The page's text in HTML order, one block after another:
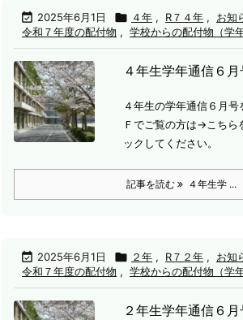
 2025年6月1日  ４年 , R７４年 , お知
令和７年度の配付物 , 学校からの配付物（学年
４年生学年通信６月
４年生の学年通信６月号
Ｆでご覧の方は→こちら
ックしてください。
記事を読む ４年生学 ...
 2025年6月1日  ２年 , R７２年 , お知
令和７年度の配付物 , 学校からの配付物（学年
２年生学年通信６月